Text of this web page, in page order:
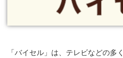
「バイセル」は、テレビなどの多